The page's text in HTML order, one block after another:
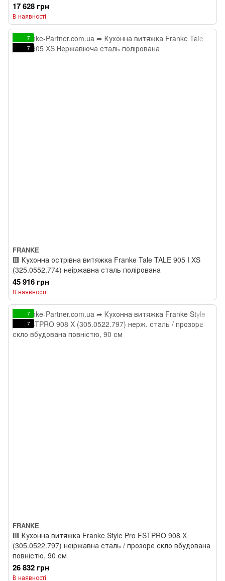
17 628 грн
В наявності
7
7
FRANKE
🟥 Кухонна острівна витяжка Franke Tale TALE 905 I XS
(325.0552.774) неіржавна сталь полірована
45 916 грн
В наявності
7
7
FRANKE
🟥 Кухонна витяжка Franke Style Pro FSTPRO 908 X
(305.0522.797) неіржавна сталь / прозоре скло вбудована
повністю, 90 см
26 832 грн
В наявності